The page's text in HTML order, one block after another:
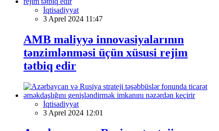
İqtisadiyyat
3 Aprel 2024 11:47
AMB maliyyə innovasiyalarının
tənzimlənməsi üçün xüsusi rejim
tətbiq edir
İqtisadiyyat
3 Aprel 2024 12:01